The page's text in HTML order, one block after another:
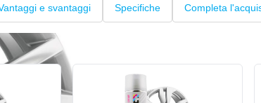
e svantaggi Specifiche Completa